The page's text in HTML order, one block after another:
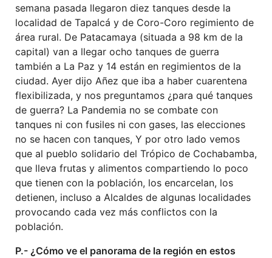
semana pasada llegaron diez tanques desde la
localidad de Tapalcá y de Coro-Coro regimiento de
área rural. De Patacamaya (situada a 98 km de la
capital) van a llegar ocho tanques de guerra
también a La Paz y 14 están en regimientos de la
ciudad. Ayer dijo Añez que iba a haber cuarentena
flexibilizada, y nos preguntamos ¿para qué tanques
de guerra? La Pandemia no se combate con
tanques ni con fusiles ni con gases, las elecciones
no se hacen con tanques, Y por otro lado vemos
que al pueblo solidario del Trópico de Cochabamba,
que lleva frutas y alimentos compartiendo lo poco
que tienen con la población, los encarcelan, los
detienen, incluso a Alcaldes de algunas localidades
provocando cada vez más conflictos con la
población.
P.- ¿Cómo ve el panorama de la región en estos